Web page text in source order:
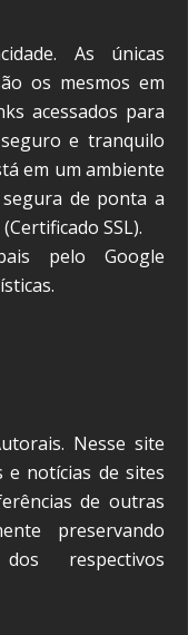
As únicas
os mesmos em
acessados para
e tranquilo
em um ambiente
de ponta a
SSL).
pelo Google
Nesse site
e notícias de sites
de outras
preservando
respectivos